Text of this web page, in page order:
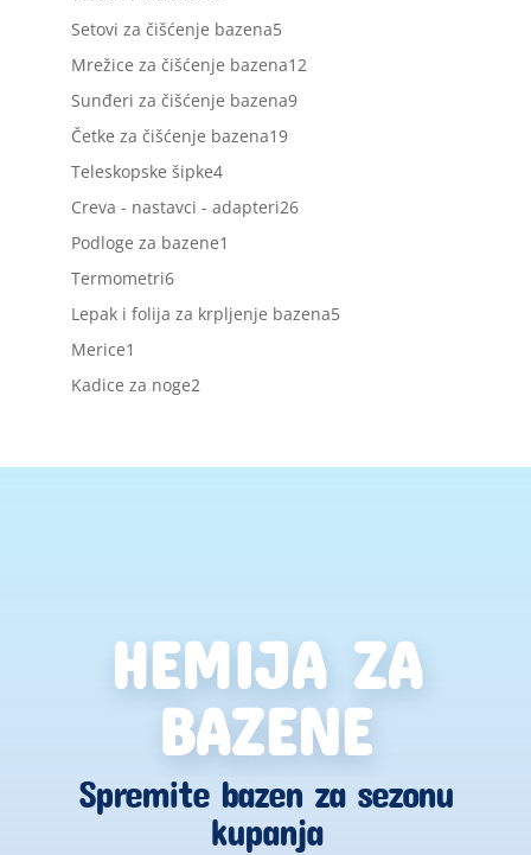
proizvoda
Setovi za čišćenje bazena55
proizvoda
Mrežice za čišćenje bazena1212
Sunđeri za čišćenje bazena99
Četke za čišćenje bazena1919
Teleskopske šipke44
proizvoda
Creva - nastavci - adapteri2626
Podloge za bazene1
Termometri66
proizvoda
Lepak i folija za krpljenje bazena55
Merice1
proizvod
Kadice za noge22
HEMIJA ZA
BAZENE
Spremite bazen za sezonu
kupanja